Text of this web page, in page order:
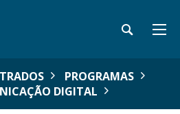
PROGRAMAS
DIGITAL